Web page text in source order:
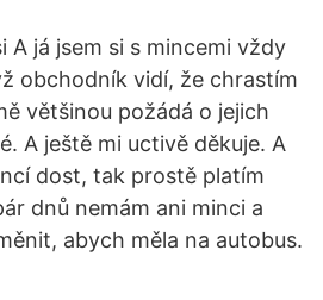
A já jsem si s mincemi vždy
obchodník vidí, že chrastím
většinou požádá o jejich
A ještě mi uctivě děkuje. A
dost, tak prostě platím
dnů nemám ani minci a
abych měla na autobus.